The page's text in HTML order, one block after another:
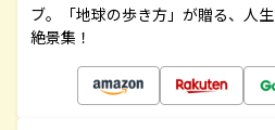
ブ。「地球の歩き方」が贈る、人
絶景集！